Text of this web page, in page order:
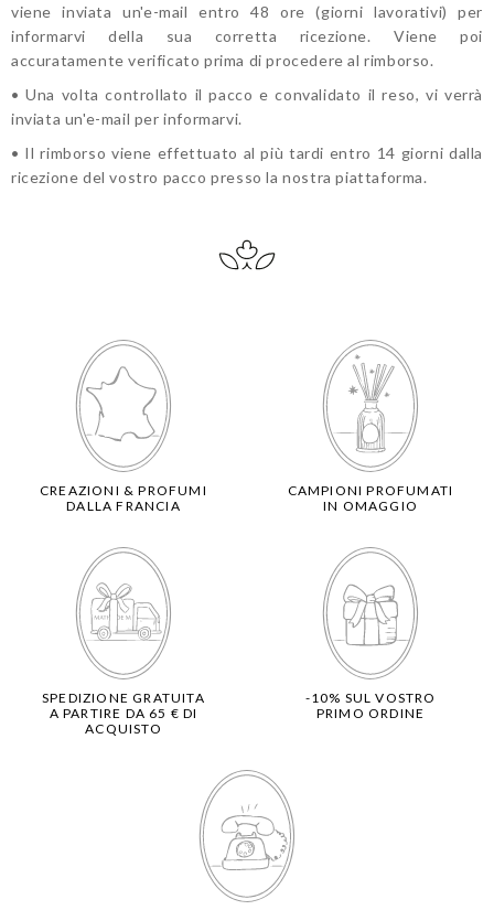
viene inviata un'e-mail entro 48 ore (giorni lavorativi) per
informarvi della sua corretta ricezione. Viene poi
accuratamente verificato prima di procedere al rimborso.
• Una volta controllato il pacco e convalidato il reso, vi verrà
inviata un'e-mail per informarvi.
• Il rimborso viene effettuato al più tardi entro 14 giorni dalla
ricezione del vostro pacco presso la nostra piattaforma.
CREAZIONI & PROFUMI
DALLA FRANCIA
CAMPIONI PROFUMATI
IN OMAGGIO
SPEDIZIONE GRATUITA
A PARTIRE DA 65 € DI
ACQUISTO
-10% SUL VOSTRO
PRIMO ORDINE